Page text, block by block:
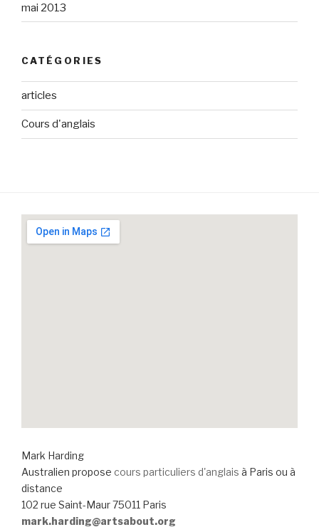
mai 2013
CATÉGORIES
articles
Cours d'anglais
Mark Harding
Australien propose cours particuliers d'anglais à Paris ou à
distance
102 rue Saint-Maur 75011 Paris
mark.harding@artsabout.org